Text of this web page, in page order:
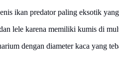
ikan predator paling eksotik
lele karena memiliki kumis di
dengan diameter kaca yang